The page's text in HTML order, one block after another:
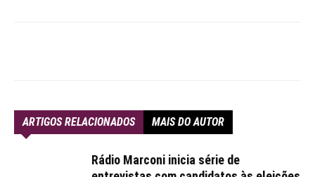
ARTIGOS RELACIONADOS MAIS DO AUTOR
Rádio Marconi inicia série de